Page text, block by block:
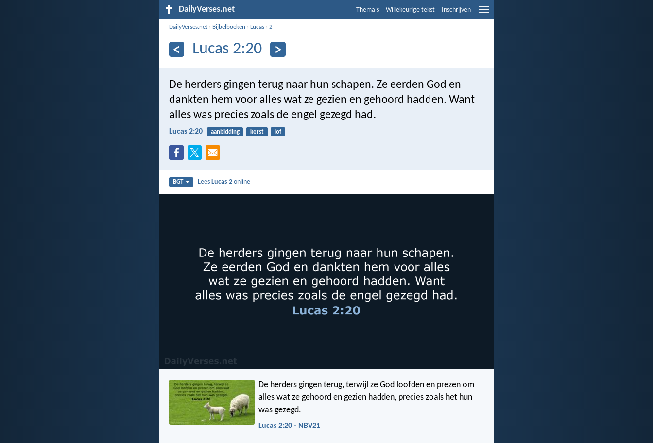
DailyVerses.net Thema's Willekeurige tekst Inschrijven
DailyVerses.net › Bijbelboeken ›Lucas ›2
Lucas 2:20
De herders gingen terug naar hun schapen. Ze eerden God en
dankten hem voor alles wat ze gezien en gehoord hadden. Want
alles was precies zoals de engel gezegd had.
Lucas 2:20 aanbidding kerst lof
BGT LeesLucas 2 online
De herders gingen terug, terwijl ze God loofden en prezen om
alles wat ze gehoord en gezien hadden, precies zoals het hun
was gezegd.
Lucas 2:20 - NBV21